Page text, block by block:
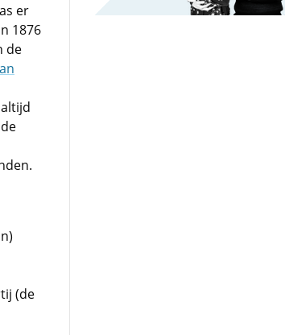
er
1876
de
(de